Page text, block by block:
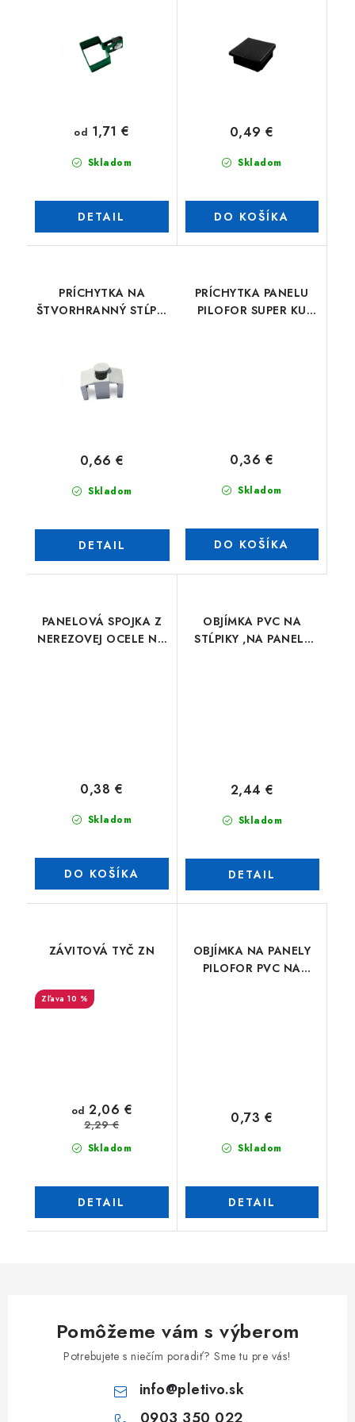
Skladom
od 1,71 €
DETAIL
Skladom
0,49 €
DO KOŠÍKA
PRÍCHYTKA NA
ŠTVORHRANNÝ STĹPIK
Skladom
0,66 €
DETAIL
PRÍCHYTKA PANELU
PILOFOR SUPER KU
Skladom
0,36 €
DO KOŠÍKA
PANELOVÁ SPOJKA Z
NEREZOVEJ OCELE NA
Skladom
0,38 €
DO KOŠÍKA
OBJÍMKA PVC NA
STĹPIKY ,NA PANELY
Skladom
2,44 €
DETAIL
ZÁVITOVÁ TYČ ZN
10 %
Skladom
od 2,06 €
2,29 €
DETAIL
OBJÍMKA NA PANELY
PILOFOR PVC NA
Skladom
0,73 €
DETAIL
Pomôžeme vám s výberom
Potrebujete s niečím poradiť? Sme tu pre vás!
info@pletivo.sk